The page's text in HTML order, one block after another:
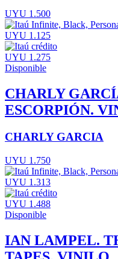
UYU 1.500
UYU 1.125
UYU 1.275
Disponible
CHARLY
ESCORPIÓN.
CHARLY GARCIA
UYU 1.750
UYU 1.313
UYU 1.488
Disponible
IAN LAMPEL.